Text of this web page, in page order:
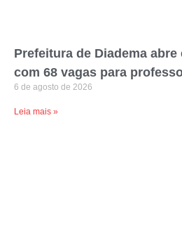
Prefeitura de Diadema
com 68 vagas para
6 de agosto de 2026
Leia mais »